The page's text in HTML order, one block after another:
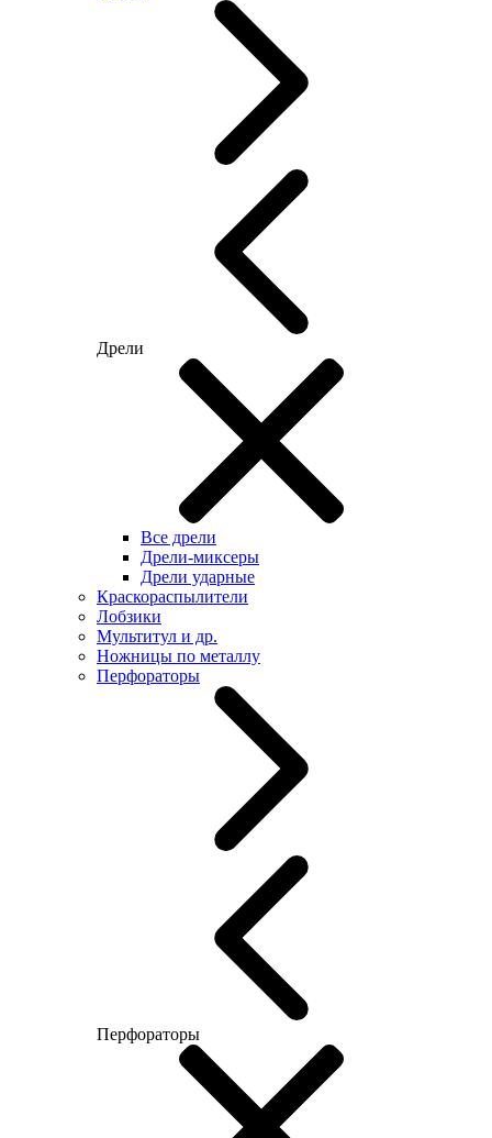
Дрели
Все дрели
Дрели-миксеры
Дрели ударные
Краскораспылители
Лобзики
Мультитул и др.
Ножницы по металлу
Перфораторы
Перфораторы